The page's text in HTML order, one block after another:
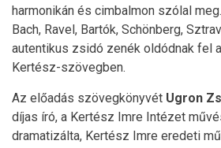
harmonikán és cimbalmon szólal
Bach, Ravel, Bartók, Schönberg,
autentikus zsidó zenék oldódnak fel
Kertész-szövegben.
Az előadás szövegkönyvét Ugron
díjas író, a Kertész Imre Intézet
dramatizálta, Kertész Imre eredeti